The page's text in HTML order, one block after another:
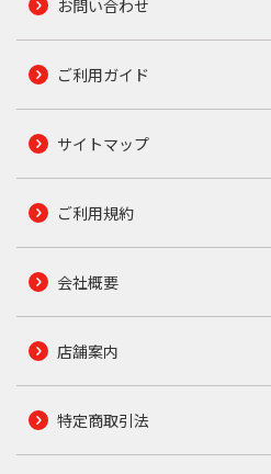
お問い合わせ
ご利用ガイド
サイトマップ
ご利用規約
会社概要
店舗案内
特定商取引法